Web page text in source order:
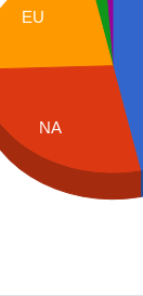
EU
NA